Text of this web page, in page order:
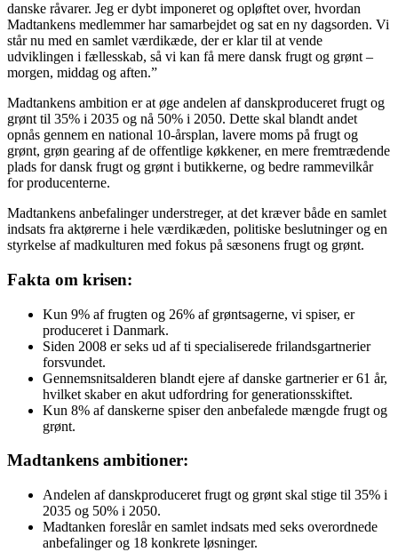
danske råvarer. Jeg er dybt imponeret og opløftet over, hvordan
Madtankens medlemmer har samarbejdet og sat en ny dagsorden. Vi
står nu med en samlet værdikæde, der er klar til at vende
udviklingen i fællesskab, så vi kan få mere dansk frugt og grønt –
morgen, middag og aften.”
Madtankens ambition er at øge andelen af danskproduceret frugt og
grønt til 35% i 2035 og nå 50% i 2050. Dette skal blandt andet
opnås gennem en national 10-årsplan, lavere moms på frugt og
grønt, grøn gearing af de offentlige køkkener, en mere fremtrædende
plads for dansk frugt og grønt i butikkerne, og bedre rammevilkår
for producenterne.
Madtankens anbefalinger understreger, at det kræver både en samlet
indsats fra aktørerne i hele værdikæden, politiske beslutninger og en
styrkelse af madkulturen med fokus på sæsonens frugt og grønt.
Fakta om krisen:
Kun 9% af frugten og 26% af grøntsagerne, vi spiser, er
produceret i Danmark.
Siden 2008 er seks ud af ti specialiserede frilandsgartnerier
forsvundet.
Gennemsnitsalderen blandt ejere af danske gartnerier er 61 år,
hvilket skaber en akut udfordring for generationsskiftet.
Kun 8% af danskerne spiser den anbefalede mængde frugt og
grønt.
Madtankens ambitioner:
Andelen af danskproduceret frugt og grønt skal stige til 35% i
2035 og 50% i 2050.
Madtanken foreslår en samlet indsats med seks overordnede
anbefalinger og 18 konkrete løsninger.